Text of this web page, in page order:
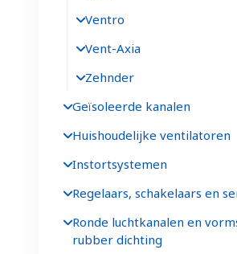
Ventro
Vent-Axia
Zehnder
Geïsoleerde kanalen
Huishoudelijke ventilatoren
Instortsystemen
Regelaars, schakelaars en
Ronde luchtkanalen en
rubber dichting